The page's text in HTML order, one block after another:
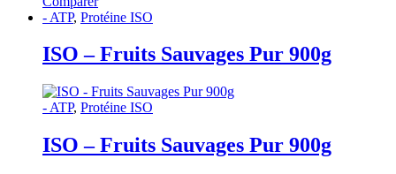
- ATP, Protéine ISO
ISO – Fruits Sauvages Pur 900g
- ATP, Protéine ISO
ISO – Fruits Sauvages Pur 900g